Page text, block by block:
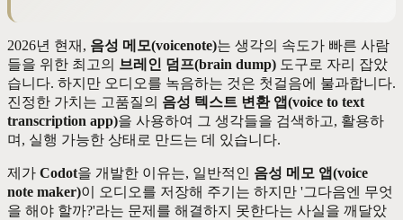
2026년 현재, 음성 메모(voicenote)는 생각의 속도가 빠른 사람
들을 위한 최고의 브레인 덤프(brain dump) 도구로 자리 잡았
습니다. 하지만 오디오를 녹음하는 것은 첫걸음에 불과합니다.
진정한 가치는 고품질의 음성 텍스트 변환 앱(voice to text
transcription app)을 사용하여 그 생각들을 검색하고, 활용하
며, 실행 가능한 상태로 만드는 데 있습니다.
제가 Codot을 개발한 이유는, 일반적인 음성 메모 앱(voice
note maker)이 오디오를 저장해 주기는 하지만 '그다음엔 무엇
을 해야 할까?'라는 문제를 해결하지 못한다는 사실을 깨달았